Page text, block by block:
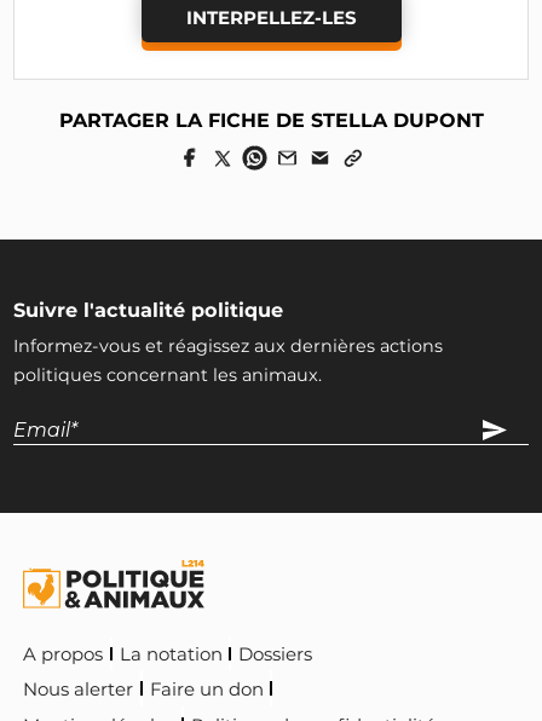
INTERPELLEZ-LES
PARTAGER LA FICHE DE STELLA DUPONT
Suivre l'actualité politique
Informez-vous et réagissez aux dernières actions
politiques concernant les animaux.
A propos La notation
Dossiers
Nous alerter
Faire un don